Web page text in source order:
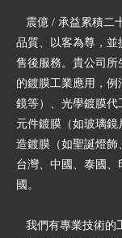
震億 / 承益累積二
品質、以客為尊，並
售後服務。貴公司所
的鍍膜工業應用，
鏡等）、光學鍍膜
元件鍍膜（如玻璃
造鍍膜（如聖誕燈
台灣、中國、泰國
國。
我們有專業技術的